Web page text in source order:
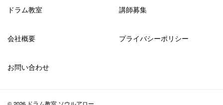
ドラム教室 講師募集
会社概要 プライバシーポリシー
お問い合わせ